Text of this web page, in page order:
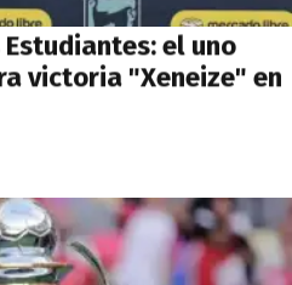
el uno
victoria "Xeneize" en